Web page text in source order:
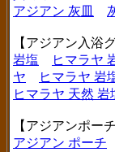
アジアン 灰皿
【アジアン入浴
岩塩
ヒマラヤ
ヤ
ヒマラヤ 岩
ヒマラヤ 天然 岩
【アジアンポーチ
アジアン ポーチ